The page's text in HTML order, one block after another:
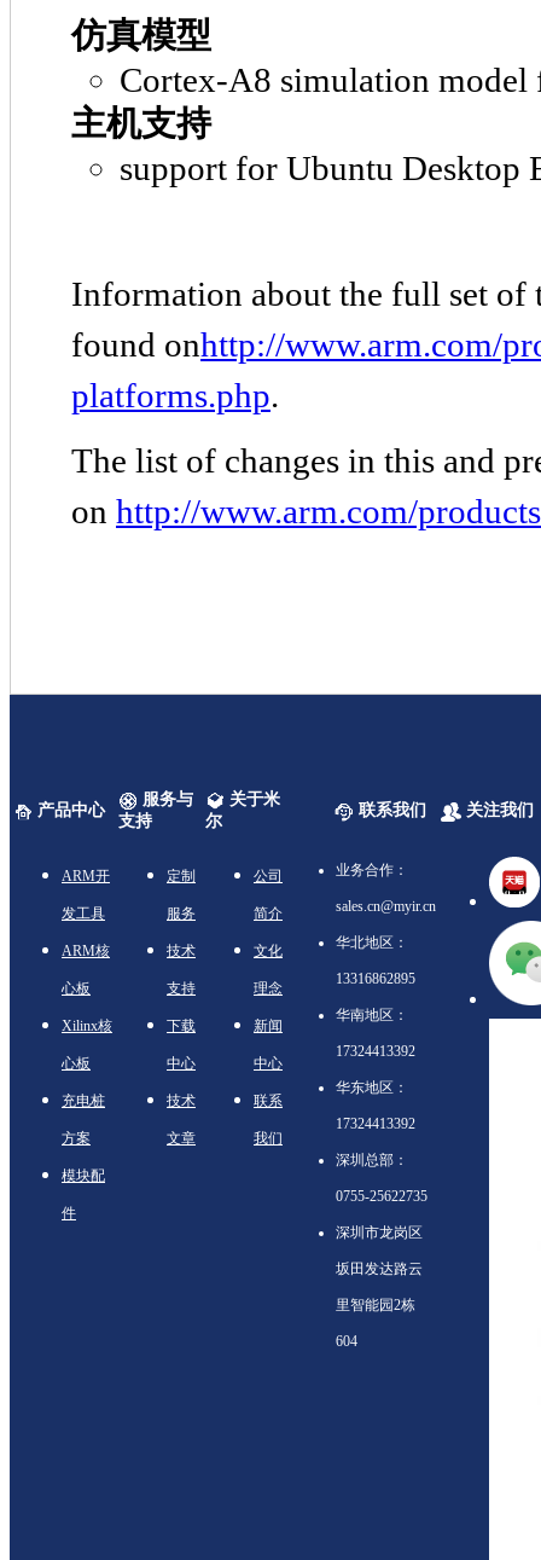
仿真模型
Cortex-A8 simulation model
主机支持
support for Ubuntu Desktop
Information about the full set of
found onhttp://www.arm.com/
platforms.php.
The list of changes in this and
on http://www.arm.com/
产品中心
服务与
支持
关于米
尔
联系我们 关注我们
ARM开
发工具
ARM核
心板
Xilinx核
心板
充电桩
方案
模块配
件
定制
服务
技术
支持
下载
中心
技术
文章
公司
简介
文化
理念
新闻
中心
联系
我们
业务合作：
sales.cn@myir.cn
华北地区：
13316862895
华南地区：
17324413392
华东地区：
17324413392
深圳总部：
0755-25622735
深圳市龙岗区
坂田发达路云
里智能园2栋
604